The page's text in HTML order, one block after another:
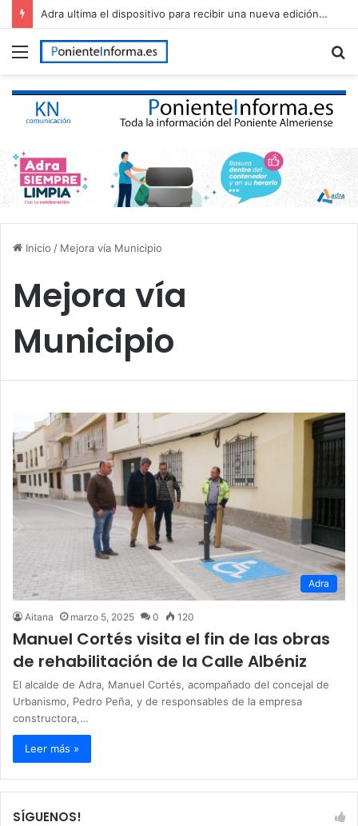
Adra ultima el dispositivo para recibir una nueva edición de The Juergas Rock Festival
Menú
Inicio / Mejora vía Municipio
Mejora vía
Municipio
Adra
Aitana marzo 5, 2025 0 120
Manuel Cortés visita el fin de las obras
de rehabilitación de la Calle Albéniz
El alcalde de Adra, Manuel Cortés, acompañado del concejal de
Urbanismo, Pedro Peña, y de responsables de la empresa
constructora,…
Leer más »
SÍGUENOS!